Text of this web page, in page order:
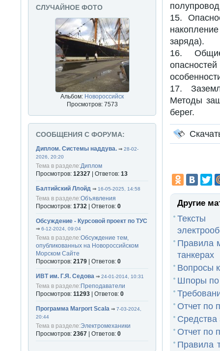
15.
заряда).
16.
17.
Методы
берег.
Другие
Правила
танкерах
Вопросы
Шпоры по
Отчет по
Средства
Отчет по
Правила
СЛУЧАЙНОЕ ФОТО
Альбом: Новороссийск
Просмотров: 7573
СООБЩЕНИЯ С ФОРУМА:
Диплом. Системы наддува. ⇒28-02-
2026, 20:20
Тема в разделе:Диплом
Просмотров:12327 | Ответов:13
Балтийский Ллойд ⇒16-05-2025, 14:58
Тема в разделе:Объявления
Просмотров:1732 | Ответов:0
Обсуждение - Курсовой проект по ТУС
⇒6-12-2024, 09:04
Тема в разделе:Обсуждение тем,
опубликованных на Новороссийском
Морском Сайте
Просмотров:2179 | Ответов:0
ИВТ им. Г.Я. Седова ⇒24-01-2014, 10:31
Тема в разделе:Преподаватели
Просмотров:11293 | Ответов:0
Программа Marport Scala ⇒7-03-2024,
20:44
Тема в разделе:Электромеханики
Просмотров:2367 | Ответов:0